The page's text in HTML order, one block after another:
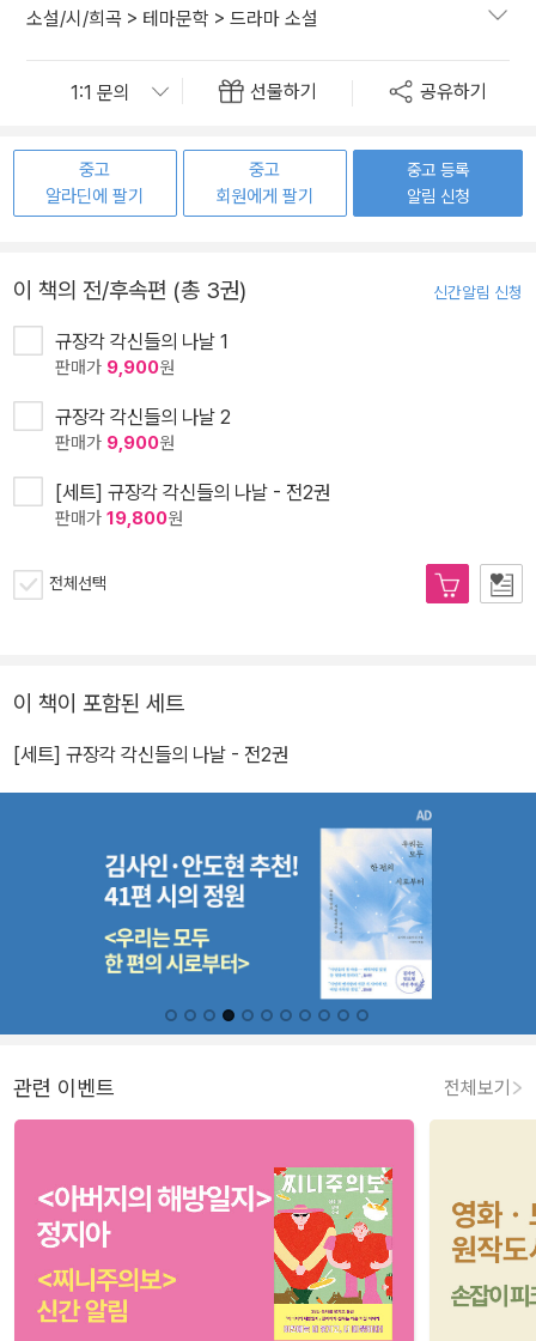
소설/시/희곡 > 테마문학 > 드라마 소설
선물하기 공유하기
중고
알라딘에 팔기
중고
회원에게 팔기
중고 등록
알림 신청
이 책의 전/후속편 (총 3권) 신간알림 신청
규장각 각신들의 나날 1
판매가 9,900원
규장각 각신들의 나날 2
판매가 9,900원
[세트] 규장각 각신들의 나날 - 전2권
판매가 19,800원
전체선택
이 책이 포함된 세트
[세트] 규장각 각신들의 나날 - 전2권
관련 이벤트 전체보기